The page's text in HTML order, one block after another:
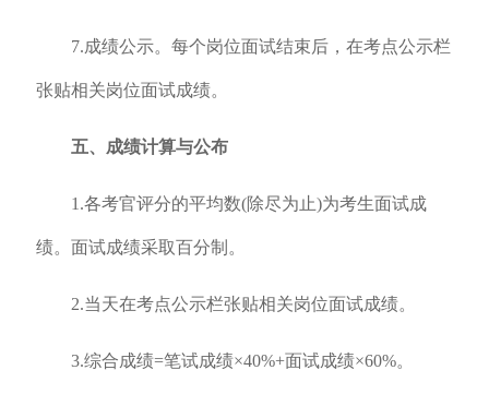
7.成绩公示。每个岗位面试结束后，在考点公示栏
张贴相关岗位面试成绩。
五、成绩计算与公布
1.各考官评分的平均数(除尽为止)为考生面试成
绩。面试成绩采取百分制。
2.当天在考点公示栏张贴相关岗位面试成绩。
3.综合成绩=笔试成绩×40%+面试成绩×60%。